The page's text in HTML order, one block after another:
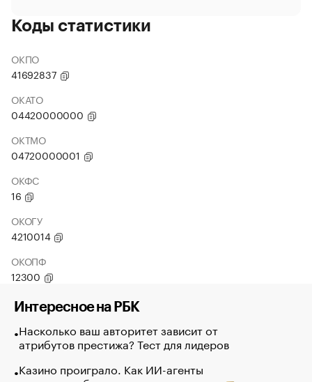
Коды статистики
ОКПО
41692837
ОКАТО
04420000000
ОКТМО
04720000001
ОКФС
16
ОКОГУ
4210014
ОКОПФ
12300
Интересное на РБК
Насколько ваш авторитет зависит от
атрибутов престижа? Тест для лидеров
Казино проиграло. Как ИИ-агенты